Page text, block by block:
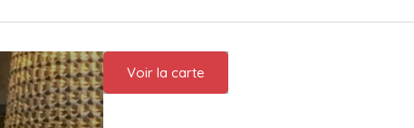
Voir la carte